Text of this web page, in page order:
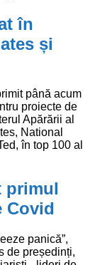
în
și
până acum
proiecte de
Apărării al
National
în top 100 al
primul
Covid
panică”,
de președinți,